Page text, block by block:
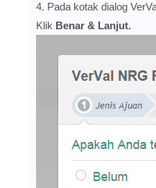
4. Pada kotak dialog
Klik Benar & Lanjut.